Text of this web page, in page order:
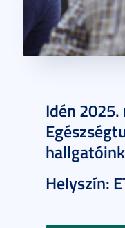
Idén
Helyszín: